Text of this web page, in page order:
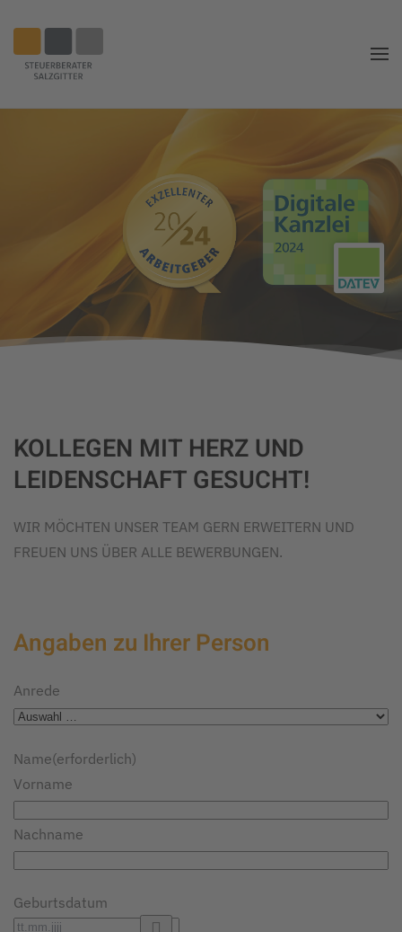
Zum
Hauptinhalt
KOLLEGEN MIT HERZ UND
LEIDENSCHAFT GESUCHT!
WIR MÖCHTEN UNSER TEAM GERN ERWEITERN UND
FREUEN UNS ÜBER ALLE BEWERBUNGEN.
Angaben zu Ihrer Person
Anrede
Name(erforderlich)
Vorname
Nachname
Geburtsdatum